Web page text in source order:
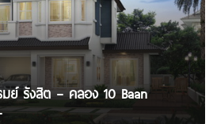
ย์ รังสิต – คลอง 10 Baan